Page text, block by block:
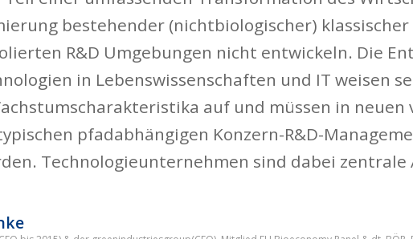
bestehender (nichtbiologischer)
R&D Umgebungen nicht entwickeln. Die
in Lebenswissenschaften und IT weisen
auf und müssen in neuen
pfadabhängigen Konzern-R&D-
Technologieunternehmen sind dabei zentrale